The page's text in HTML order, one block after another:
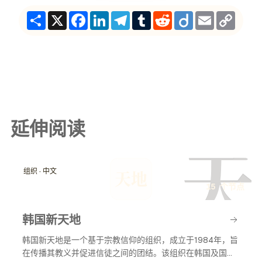
ShareX Facebook
LinkedInTelegram
TumblrRedditDiigoEmail
延伸阅读
天
组织 · 中文
15 个节点
韩国新天地
韩国新天地是一个基于宗教信仰的组织，成立于1984年，旨
在传播其教义并促进信徒之间的团结。该组织在韩国及国际